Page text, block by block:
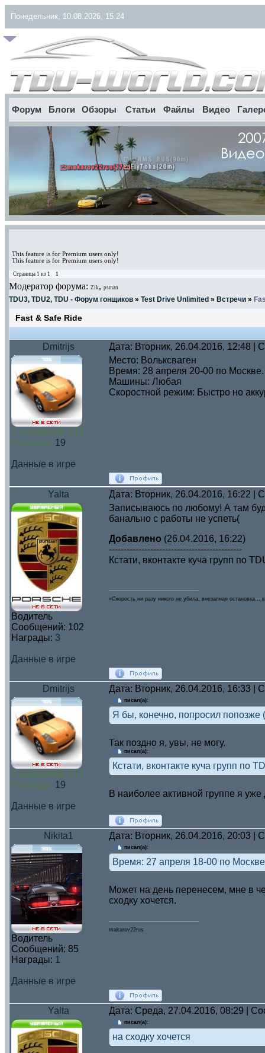
Понедельник, 10.08.2026, 15:24
Форум Блоги Обзоры Статьи Файлы Видео
This feature is for Premium users only!
This feature is for Premium users only!
Страница 1 из 1 1
Модератор форума: Zik, psman
TDU3, TDU2, TDU - Форум гонщиков » Test Drive Unlimited » Встречи »
Fast & Safe Ride
Dmitrijs Дата: Вторник, 26.04.2016, 12:48 |
Сообщений: 915
Награды: 19
Данные в игре
Место: Вольксваген
Время: 28 апреля 20-00 по Москве.
Машины: Любая
Скоростной режим: Быстро но
Yalta Дата: Вторник, 26.04.2016, 16:22 |
Водитель
Сообщений: 102
Награды: 3
Данные в игре
Записываюсь по любому! А там
банально с работы не успеть(
Добавлено (26.04.2016, 16:22)
---------------------------------------------
Кстати, вконтакте куча групп по
«Скорость ни разу никого не убила, внезапная остановка…
Dmitrijs Дата: Вторник, 26.04.2016, 16:33 |
Сообщений: 915
Награды: 19
Данные в игре
писал(а):
Я бы, конечно, попросил попозже
Так поздно я, увы, не могу.
писал(а):
Кстати, вконтакте куча групп по
В наиболее активной группе я уже
Nikita1 Дата: Вторник, 26.04.2016, 20:03 |
Водитель
Сообщений: 85
Награды: 1
Данные в игре
писал(а):
Время: 27 апреля 18-00 по
Может на день перенесем, мне в
сходку хочется.
makarov22rus
Yalta Дата: Среда, 27.04.2016, 08:29 |
писал(а):
на сходку хочется